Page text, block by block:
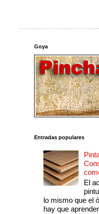
Goya
Entradas populares
El
lo mismo que el
hay que